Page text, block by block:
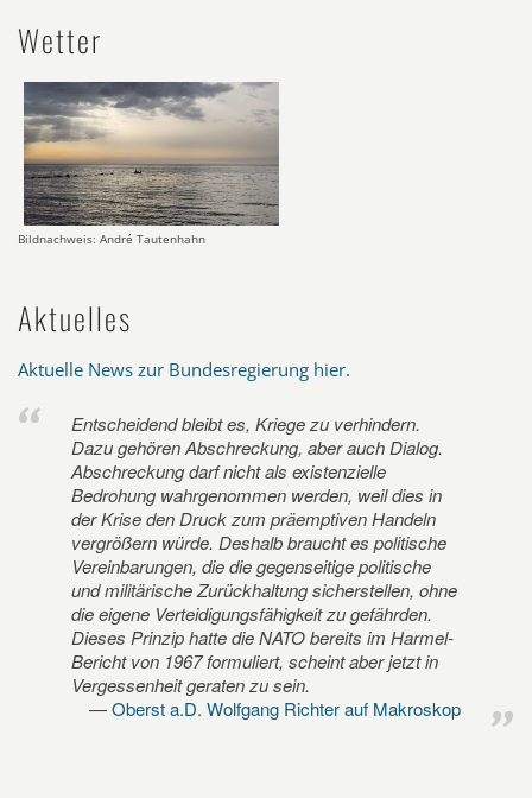
Wetter
Bildnachweis: André Tautenhahn
Aktuelles
Aktuelle News zur Bundesregierung hier.
Entscheidend bleibt es, Kriege zu verhindern.
Dazu gehören Abschreckung, aber auch Dialog.
Abschreckung darf nicht als existenzielle
Bedrohung wahrgenommen werden, weil dies in
der Krise den Druck zum präemptiven Handeln
vergrößern würde. Deshalb braucht es politische
Vereinbarungen, die die gegenseitige politische
und militärische Zurückhaltung sicherstellen, ohne
die eigene Verteidigungsfähigkeit zu gefährden.
Dieses Prinzip hatte die NATO bereits im Harmel-
Bericht von 1967 formuliert, scheint aber jetzt in
Vergessenheit geraten zu sein.
Oberst a.D. Wolfgang Richter auf Makroskop